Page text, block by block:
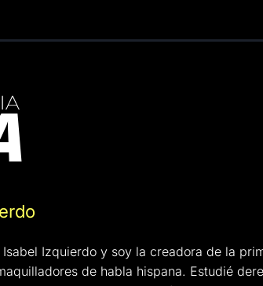
Isabel Izquierdo y soy la creadora de la
de habla hispana. Estudié